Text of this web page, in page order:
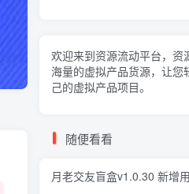
欢迎来到资源流动平台，资
海量的虚拟产品货源，让您
己的虚拟产品项目。
随便看看